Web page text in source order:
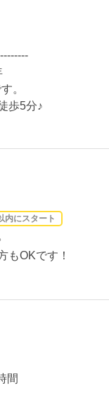
。
歩5分♪
内にスタート
もOKです！
間